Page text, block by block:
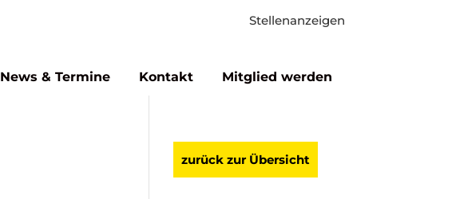
Stellenanzeigen
News & Termine Kontakt Mitglied werden
zurück zur Übersicht